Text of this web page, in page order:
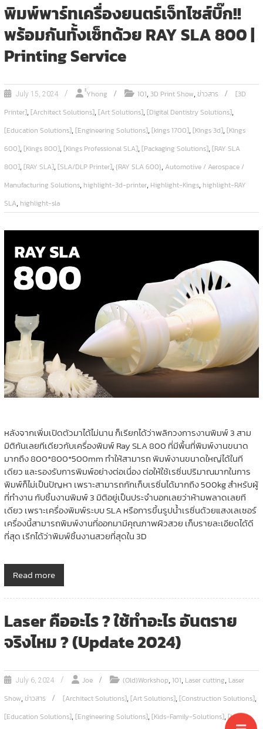
พิมพ์พาร์ทเครื่องยนตร์เจ็ทไซส์บิ๊ก!!
พร้อมกันทั้งเซ็ทด้วย RAY SLA 800 |
Printing Service
July 15, 2024 ํํYhong 101,3D Print Show,ข่าวสาร
[3D
Printer],[Architect Solutions],[Art Solutions],[Digital Dentistry Solutions],
[Education Solutions],[Engineering Solutions],[kings 1700],[Kings 3d],[Kings
600],[Kings 800],[Kings Professional SLA],[Packaging Solutions],[RAY SLA
800],[RAY SLA],[SLA/DLP Printer],{RAY SLA 600}, Automotive / Aerospace /
Manufacturing Solutions, highlight-3d-printer, Highlight-Kings, highlight-RAY
SLA, highlight-sla
หลังจากเพิ่มเปิดตัวมาได้ไม่นาน ก็เรียกได้ว่าพลิกวงการงานพิมพ์ 3 สาม
มิติกันเลยทีเดียวกับเครื่องพิมพ์ Ray SLA 800 ที่มีพื้นที่พิมพ์งานขนาด
มากถึง 800*800*500mm ทำให้สามารถ พิมพ์งานขนาดใหญ่ได้ในที
เดียว และรองรับการพิมพ์อย่างต่อเนื่อง ต่อให้ใช้เรซิ่นปริมาณมากในการ
พิมพ์ก็ไม่เป็นปัญหา เพราะสามารถกักเก็บเรซิ่นได้มากถึง 500kg สำหรับผู้
ที่ทำงาน กับชิ้นงานพิมพ์ 3 มิติอยู่เป็นประจำบอกเลยว่าห้ามพลาดเลยที
เดียว เพราะเครื่องพิมพ์ระบบ SLA หรือการขึ้นรูปน้ำเรซิ่นด้วยแสงเลเซอร์
เครื่องนี้สามารถพิมพ์งานที่ออกมามีคุณภาพผิวสวย เก็บรายละเอียดได้ดี
ที่สุด เรีกได้ว่าพิมพ์ชิ้นงานสวยที่สุดใน 3D
Read more
Laser คืออะไร ? ใช้ทำอะไร อันตราย
จริงไหม ? (Update 2024)
July 6, 2024 Joe (Old)Workshop,101, Laser cutting, Laser
Show,ข่าวสาร [Architect Solutions],[Art Solutions],[Construction Solutions],
[Education Solutions],[Engineering Solutions],[Kids-Family-Solutions],[laser